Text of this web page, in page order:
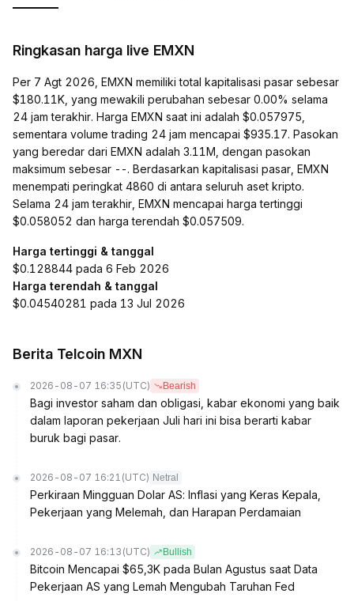
Ringkasan harga live EMXN
Per 7 Agt 2026, EMXN memiliki total kapitalisasi pasar sebesar
$180.11K, yang mewakili perubahan sebesar 0.00% selama
24 jam terakhir. Harga EMXN saat ini adalah $0.057975,
sementara volume trading 24 jam mencapai $935.17. Pasokan
yang beredar dari EMXN adalah 3.11M, dengan pasokan
maksimum sebesar --. Berdasarkan kapitalisasi pasar, EMXN
menempati peringkat 4860 di antara seluruh aset kripto.
Selama 24 jam terakhir, EMXN mencapai harga tertinggi
$0.058052 dan harga terendah $0.057509.
Harga tertinggi & tanggal
$0.128844 pada 6 Feb 2026
Harga terendah & tanggal
$0.04540281 pada 13 Jul 2026
Berita Telcoin MXN
2026-08-07 16:35 (UTC) Bearish
Bagi investor saham dan obligasi, kabar ekonomi yang baik
dalam laporan pekerjaan Juli hari ini bisa berarti kabar
buruk bagi pasar.
2026-08-07 16:21 (UTC) Netral
Perkiraan Mingguan Dolar AS: Inflasi yang Keras Kepala,
Pekerjaan yang Melemah, dan Harapan Perdamaian
2026-08-07 16:13 (UTC) Bullish
Bitcoin Mencapai $65,3K pada Bulan Agustus saat Data
Pekerjaan AS yang Lemah Mengubah Taruhan Fed